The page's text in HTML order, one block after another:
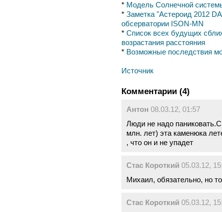
* Модель Солнечной
* Заметка "Астероид 2012
обсерватории ISON-MN
* Список всех будущих
возрастания расстояния
* Возможные последствия
Источник
Комментарии (4)
Антон 08.03.12, 01:57
Люди не надо
млн. лет) эта каменюка
, что он и не упадет
Стас Короткий 05.03.12,
Михаил, обязательно, но
Стас Короткий 05.03.12,